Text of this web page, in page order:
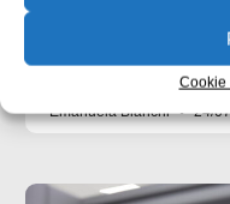
Cookie
che collegano
saldatura. Una quota
Emanuela Bianchi 24/